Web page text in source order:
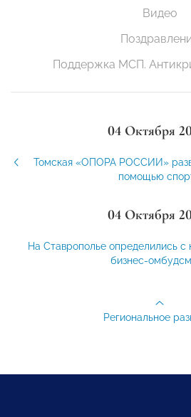
Видео
Поддержка МСП.
04 Октября
Томская «ОПОРА РОССИИ»
помощью
04 Октября
На Ставрополье определились с
бизнес-
Региональное